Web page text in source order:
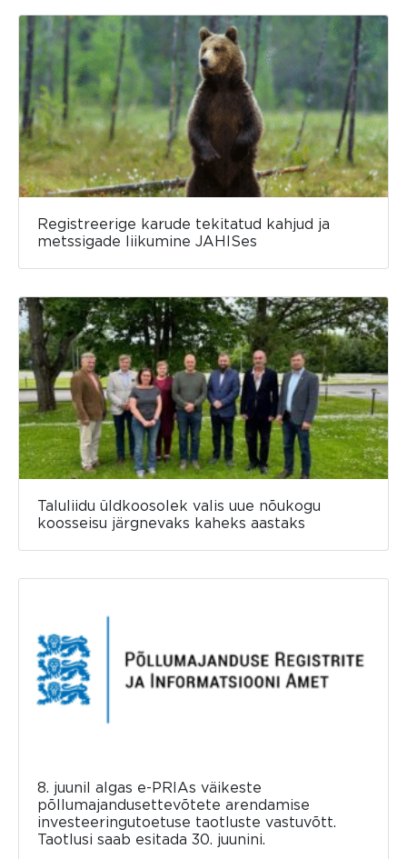
Registreerige karude tekitatud kahjud ja
metssigade liikumine JAHISes
Taluliidu üldkoosolek valis uue nõukogu
koosseisu järgnevaks kaheks aastaks
8. juunil algas e-PRIAs väikeste
põllumajandusettevõtete arendamise
investeeringutoetuse taotluste vastuvõtt.
Taotlusi saab esitada 30. juunini.